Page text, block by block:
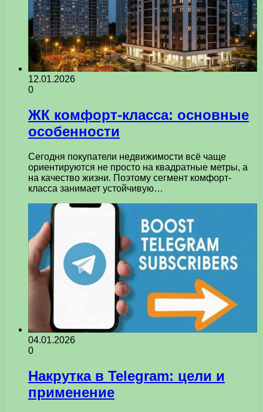
12.01.2026
0
ЖК комфорт-класса: основные
особенности
Сегодня покупатели недвижимости всё чаще
ориентируются не просто на квадратные метры, а
на качество жизни. Поэтому сегмент комфорт-
класса занимает устойчивую…
04.01.2026
0
Накрутка в Telegram: цели и
применение